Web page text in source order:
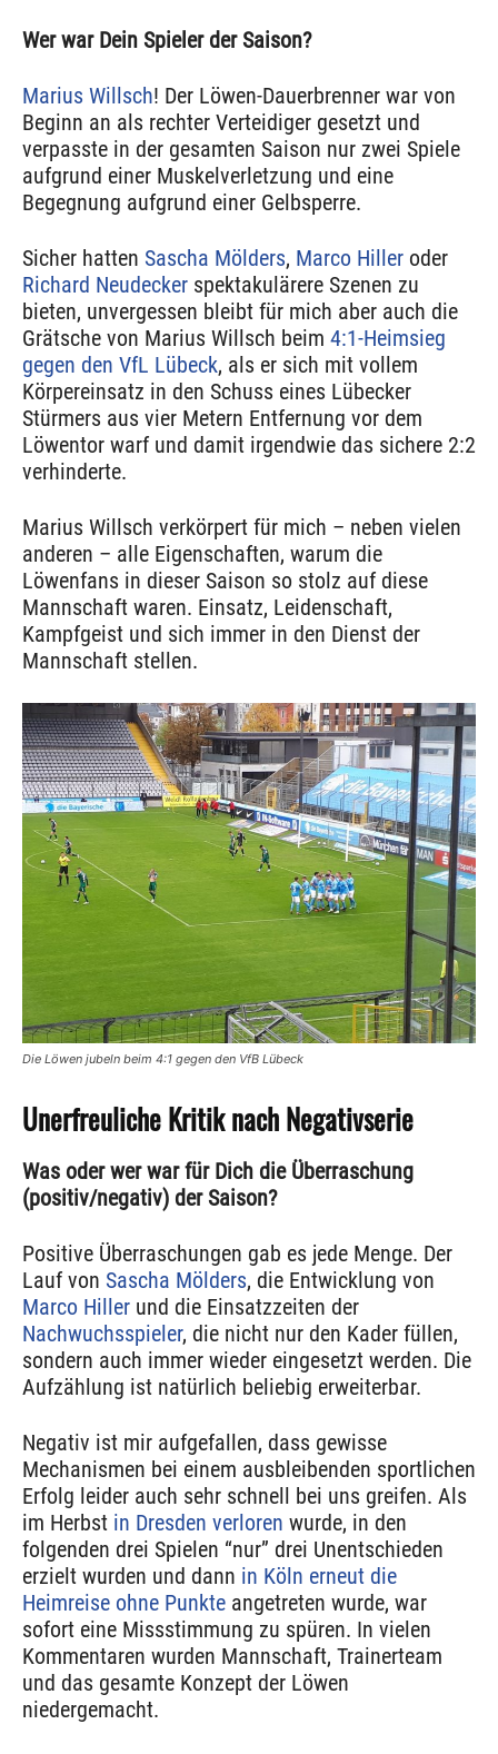
Wer war Dein Spieler der Saison?
Marius Willsch! Der Löwen-Dauerbrenner war von
Beginn an als rechter Verteidiger gesetzt und
verpasste in der gesamten Saison nur zwei Spiele
aufgrund einer Muskelverletzung und eine
Begegnung aufgrund einer Gelbsperre.
Sicher hatten Sascha Mölders, Marco Hiller oder
Richard Neudecker spektakulärere Szenen zu
bieten, unvergessen bleibt für mich aber auch die
Grätsche von Marius Willsch beim 4:1-Heimsieg
gegen den VfL Lübeck, als er sich mit vollem
Körpereinsatz in den Schuss eines Lübecker
Stürmers aus vier Metern Entfernung vor dem
Löwentor warf und damit irgendwie das sichere 2:2
verhinderte.
Marius Willsch verkörpert für mich – neben vielen
anderen – alle Eigenschaften, warum die
Löwenfans in dieser Saison so stolz auf diese
Mannschaft waren. Einsatz, Leidenschaft,
Kampfgeist und sich immer in den Dienst der
Mannschaft stellen.
Die Löwen jubeln beim 4:1 gegen den VfB Lübeck
Unerfreuliche Kritik nach Negativserie
Was oder wer war für Dich die Überraschung
(positiv/negativ) der Saison?
Positive Überraschungen gab es jede Menge. Der
Lauf von Sascha Mölders, die Entwicklung von
Marco Hiller und die Einsatzzeiten der
Nachwuchsspieler, die nicht nur den Kader füllen,
sondern auch immer wieder eingesetzt werden. Die
Aufzählung ist natürlich beliebig erweiterbar.
Negativ ist mir aufgefallen, dass gewisse
Mechanismen bei einem ausbleibenden sportlichen
Erfolg leider auch sehr schnell bei uns greifen. Als
im Herbst in Dresden verloren wurde, in den
folgenden drei Spielen “nur” drei Unentschieden
erzielt wurden und dann in Köln erneut die
Heimreise ohne Punkte angetreten wurde, war
sofort eine Missstimmung zu spüren. In vielen
Kommentaren wurden Mannschaft, Trainerteam
und das gesamte Konzept der Löwen
niedergemacht.